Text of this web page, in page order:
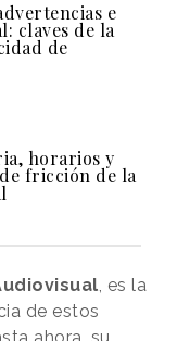
e
claves de la
de
horarios y
fricción de la
, es la
de estos